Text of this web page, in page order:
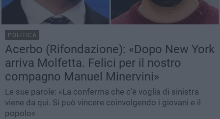
POLITICA
Acerbo (Rifondazione): «Dopo New York
arriva Molfetta. Felici per il nostro
compagno Manuel Minervini»
Le sue parole: «La conferma che c'è voglia di sinistra
viene da qui. Si può vincere coinvolgendo i giovani e il
popolo»